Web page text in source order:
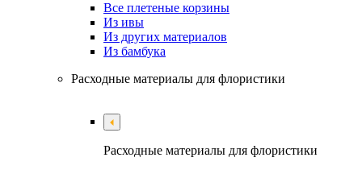
Все плетеные корзины
Из ивы
Из других материалов
Из бамбука
Расходные материалы для флористики
Расходные материалы для флористики